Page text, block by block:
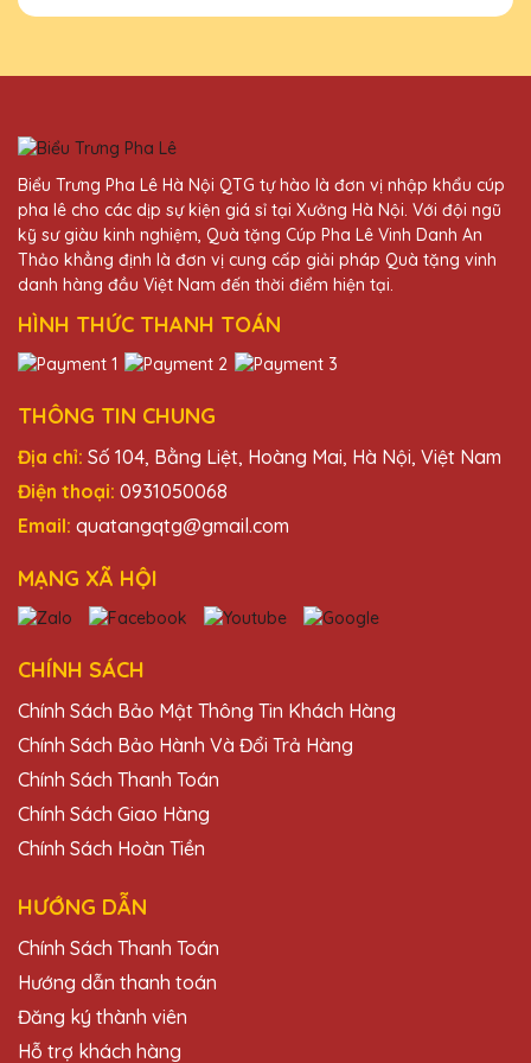
Thiết kế kỷ niệm chương của Quà Tặng
Pha Lê QTG rất tinh tế và độc đáo. Rất hài
lòng với sản phẩm.
Đặng Thị Dung
Kỷ niệm chương pha lê từ Quà Tặng Pha Lê
lượng cao và dịch vụ chuyên nghiệp.
Phạm Văn Hùng
27/11/2025
Dịch vụ khách hàng của Quà Tặng Pha Lê
QTG rất nhiệt tình và chuyên nghiệp. Sẽ
tiếp tục ủng hộ!
Đặng Thị Bích
27/11/2025
Chất lượng pha lê tại Quà Tặng Pha Lê
hài lòng với sản phẩm.
Đỗ Thị Thu
Đã nhận được kỷ niệm chương và rất ấn
tượng với thiết kế và chất lượng. Cảm ơn
Biểu Trưng Pha Lê Hà Nội QTG tự hào là đơn vị nhập khẩu cúp
pha lê cho các dịp sự kiện giá sỉ tại Xưởng Hà Nội. Với đội ngũ
kỹ sư giàu kinh nghiệm, Quà tặng Cúp Pha Lê Vinh Danh An
Thảo khẳng định là đơn vị cung cấp giải pháp Quà tặng vinh
danh hàng đầu Việt Nam đến thời điểm hiện tại.
HÌNH THỨC THANH TOÁN
THÔNG TIN CHUNG
Địa chỉ: Số 104, Bằng Liệt, Hoàng Mai, Hà Nội, Việt Nam
Điện thoại: 0931050068
Email: quatangqtg@gmail.com
MẠNG XÃ HỘI
CHÍNH SÁCH
Chính Sách Bảo Mật Thông Tin Khách Hàng
Chính Sách Bảo Hành Và Đổi Trả Hàng
Chính Sách Thanh Toán
Chính Sách Giao Hàng
Chính Sách Hoàn Tiền
HƯỚNG DẪN
Chính Sách Thanh Toán
Hướng dẫn thanh toán
Đăng ký thành viên
Hỗ trợ khách hàng